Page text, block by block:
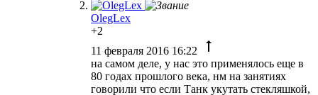
OlegLex
+2
11 февраля 2016 16:22
на самом деле, у нас это применялось еще в
80 годах прошлого века, нм на занятиях
говорили что если Танк укутать стекляшкой,